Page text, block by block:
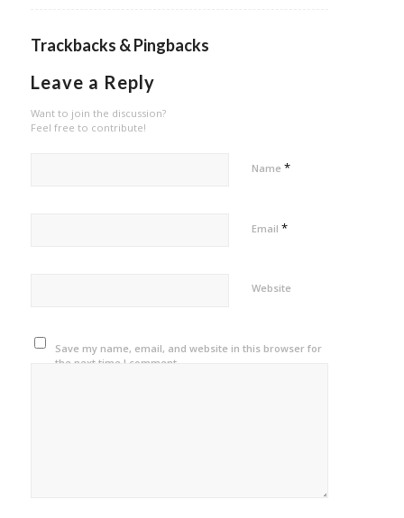
Trackbacks & Pingbacks
Leave a Reply
Want to join the discussion?
Feel free to contribute!
Name *
Email *
Website
Save my name, email, and website in this browser for
the next time I comment.